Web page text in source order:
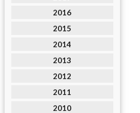
2016
2015
2014
2013
2012
2011
2010